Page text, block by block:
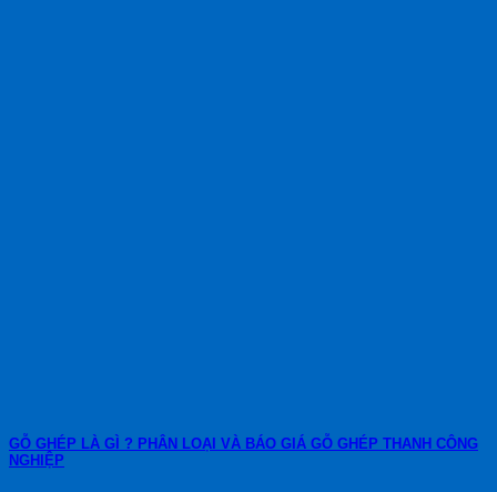
GỖ GHÉP LÀ GÌ ? PHÂN LOẠI VÀ BÁO GIÁ GỖ GHÉP THANH CÔNG
NGHIỆP